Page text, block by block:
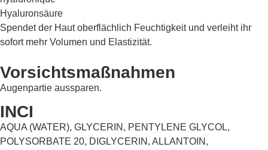
Hyaluronsäure
Spendet der Haut oberflächlich Feuchtigkeit und verleiht ihr
sofort mehr Volumen und Elastizität.
Vorsichtsmaßnahmen
Augenpartie aussparen.
INCI
AQUA (WATER), GLYCERIN, PENTYLENE GLYCOL,
POLYSORBATE 20, DIGLYCERIN, ALLANTOIN,